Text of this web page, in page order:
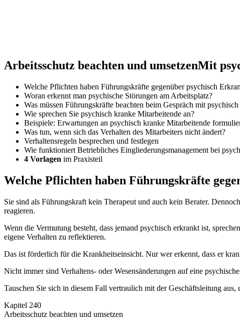
Arbeitsschutz beachten und umsetzenMit
Welche Pflichten haben Führungskräfte gegenüber psychisch
Woran erkennt man psychische Störungen am Arbeitsplatz?
Was müssen Führungskräfte beachten beim Gespräch mit
Wie sprechen Sie psychisch kranke Mitarbeitende an?
Beispiele: Erwartungen an psychisch kranke Mitarbeitende
Was tun, wenn sich das Verhalten des Mitarbeiters nicht ändert?
Verhaltensregeln besprechen und festlegen
Wie funktioniert Betriebliches Eingliederungsmanagement bei
4 Vorlagen im Praxisteil
Welche Pflichten haben Führungskräfte
Sie sind als Führungskraft kein Therapeut und auch kein Berater.
reagieren.
Wenn die Vermutung besteht, dass jemand psychisch erkrankt ist,
eigene Verhalten zu reflektieren.
Das ist förderlich für die Krankheitseinsicht. Nur wer erkennt, dass er
Nicht immer sind Verhaltens- oder Wesensänderungen auf eine
Tauschen Sie sich in diesem Fall vertraulich mit der Geschäftsleitung aus,
Kapitel 240
Arbeitsschutz beachten und umsetzen